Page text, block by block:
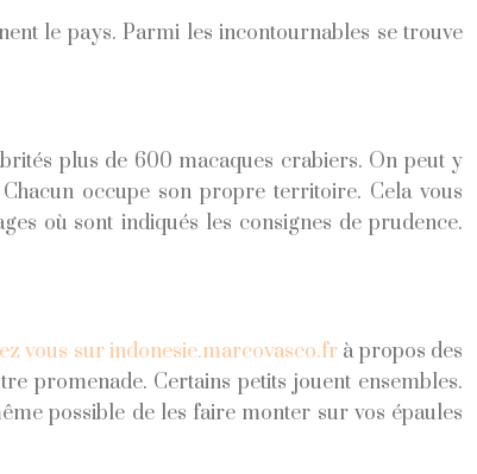
le pays. Parmi les incontournables se trouve
plus de 600 macaques crabiers. On peut y
occupe son propre territoire. Cela vous
où sont indiqués les consignes de prudence.
vous sur indonesie.marcovasco.frà propos des
promenade. Certains petits jouent ensembles.
possible de les faire monter sur vos épaules